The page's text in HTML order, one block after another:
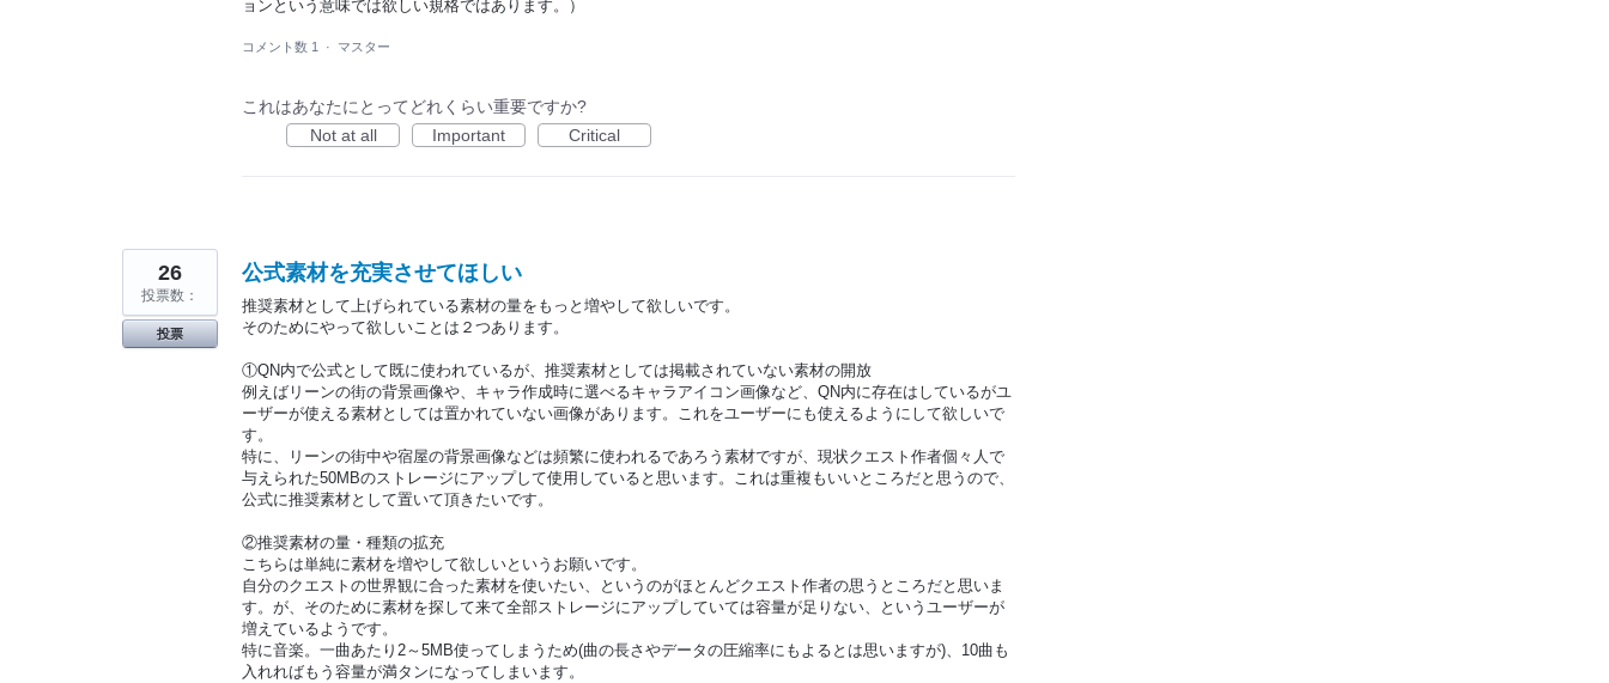
ョンという意味では欲しい規格ではあります。）
コメント数 1 · マスター
これはあなたにとってどれくらい重要ですか?
Not at all
Important Critical
公式素材を充実させてほしい
推奨素材として上げられている素材の量をもっと増やして欲しいです。
そのためにやって欲しいことは２つあります。
①QN内で公式として既に使われているが、推奨素材としては掲載されていない素材の開放
例えばリーンの街の背景画像や、キャラ作成時に選べるキャラアイコン画像など、QN内に存在はしているがユ
ーザーが使える素材としては置かれていない画像があります。これをユーザーにも使えるようにして欲しいで
す。
特に、リーンの街中や宿屋の背景画像などは頻繁に使われるであろう素材ですが、現状クエスト作者個々人で
与えられた50MBのストレージにアップして使用していると思います。これは重複もいいところだと思うので、
公式に推奨素材として置いて頂きたいです。
②推奨素材の量・種類の拡充
こちらは単純に素材を増やして欲しいというお願いです。
自分のクエストの世界観に合った素材を使いたい、というのがほとんどクエスト作者の思うところだと思いま
す。が、そのために素材を探して来て全部ストレージにアップしていては容量が足りない、というユーザーが
増えているようです。
特に音楽。一曲あたり2～5MB使ってしまうため(曲の長さやデータの圧縮率にもよるとは思いますが)、10曲も
入れればもう容量が満タンになってしまいます。
26
投票数：
投票